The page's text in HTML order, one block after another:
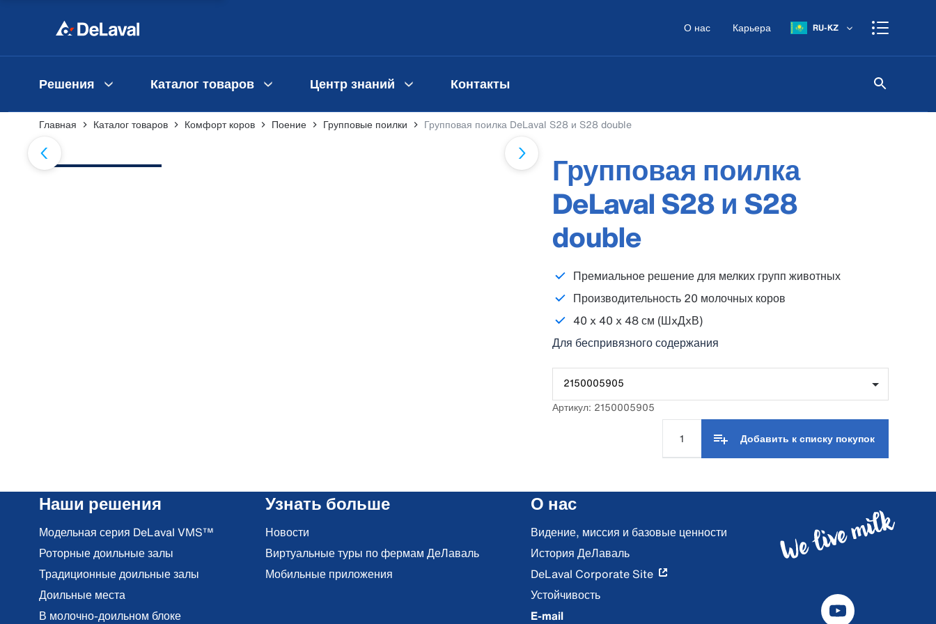
О нас Карьера RU-KZ
Решения Каталог товаров Центр знаний Контакты
Главная Каталог товаров Комфорт коров Поение Групповые поилки Групповая поилка DeLaval S28 и S28 double
Групповая поилка
DeLaval S28 и S28
double
Премиальное решение для мелких групп животных
Производительность 20 молочных коров
40 x 40 x 48 см (ШxДxВ)
Для беспривязного содержания
2150005905
Артикул: 2150005905
Добавить к списку покупок
Наши решения
Модельная серия DeLaval VMS™
Роторные доильные залы
Традиционные доильные залы
Доильные места
В молочно-доильном блоке
Узнать больше
Новости
Виртуальные туры по фермам ДеЛаваль
Мобильные приложения
О нас
Видение, миссия и базовые ценности
История ДеЛаваль
DeLaval Corporate Site
Устойчивость
E-mail